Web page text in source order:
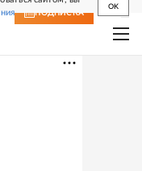
OK
ПОДПИСКА